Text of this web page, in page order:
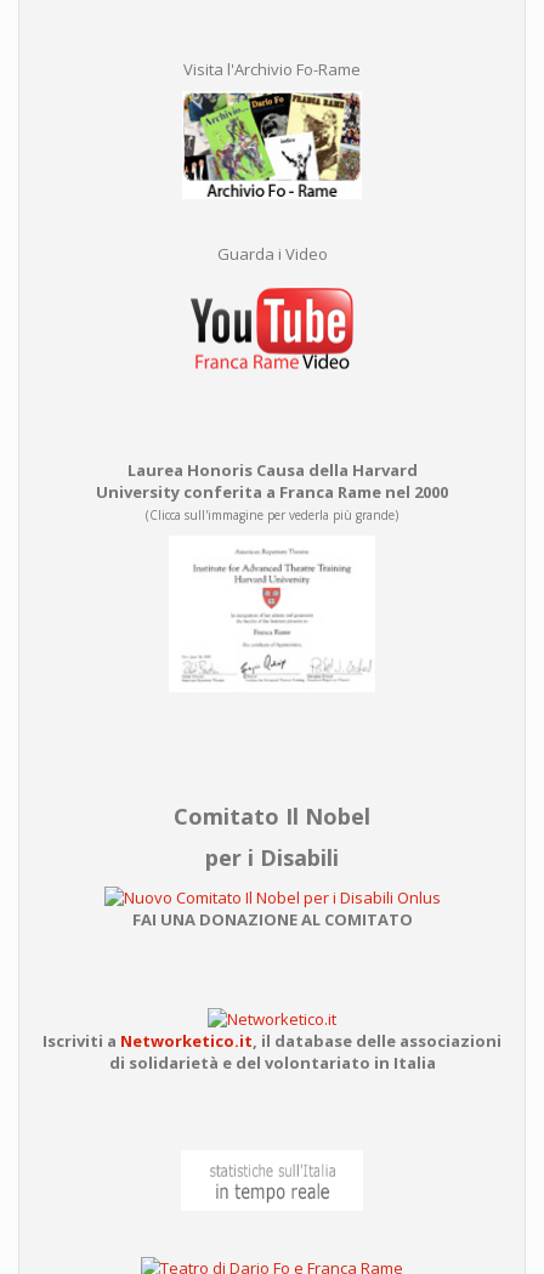
Visita l'Archivio Fo-Rame
Guarda i Video
Laurea Honoris Causa della Harvard
University conferita a Franca Rame nel 2000
(Clicca sull'immagine per vederla più grande)
Comitato Il Nobel
per i Disabili
FAI UNA DONAZIONE AL COMITATO
Iscriviti a Networketico.it, il database delle associazioni
di solidarietà e del volontariato in Italia